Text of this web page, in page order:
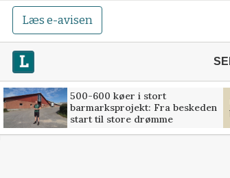
Læs e-avisen
500-600 køer i stort
barmarksprojekt: Fra beskeden
start til store drømme